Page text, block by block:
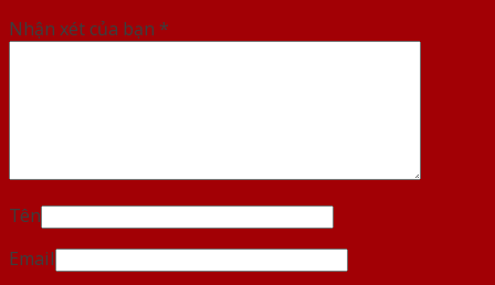
Nhận xét của bạn *
Tên
Email